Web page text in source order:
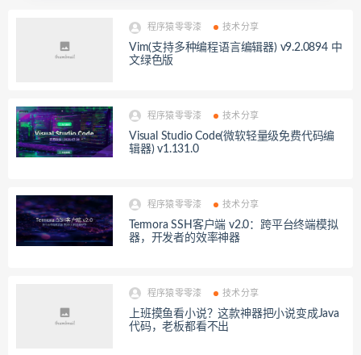
程序猿零零漆 技术分享
Vim(支持多种编程语言编辑器) v9.2.0894 中
文绿色版
程序猿零零漆 技术分享
Visual Studio Code(微软轻量级免费代码编
辑器) v1.131.0
程序猿零零漆 技术分享
Termora SSH客户端 v2.0：跨平台终端模拟
器，开发者的效率神器
程序猿零零漆 技术分享
上班摸鱼看小说？这款神器把小说变成Java
代码，老板都看不出